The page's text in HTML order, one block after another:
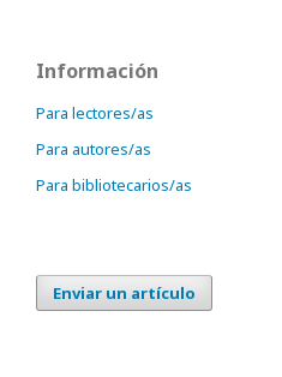
Información
Para lectores/as
Para autores/as
Para bibliotecarios/as
Enviar un artículo